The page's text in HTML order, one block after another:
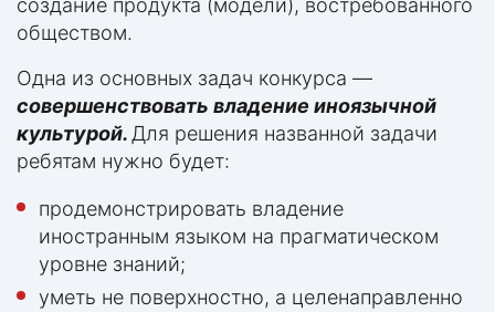
создание продукта (модели), востребованного
обществом.
Одна из основных задач конкурса —
совершенствовать владение иноязычной
культурой. Для решения названной задачи
ребятам нужно будет:
продемонстрировать владение
иностранным языком на прагматическом
уровне знаний;
уметь не поверхностно, а целенаправленно